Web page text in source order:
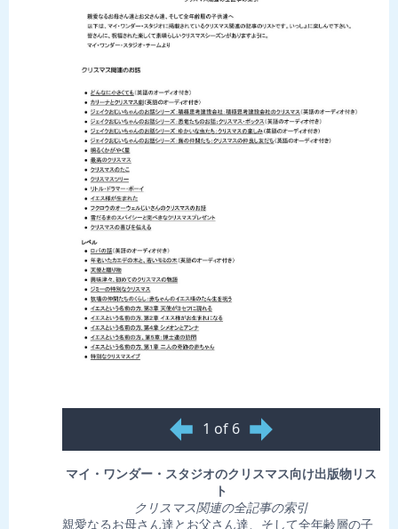
1 of 6
マイ・ワンダー・スタジオのクリスマス向け出版物リス
ト
クリスマス関連の全記事の索引
親愛なるお母さん達とお父さん達、そして全年齢層の子